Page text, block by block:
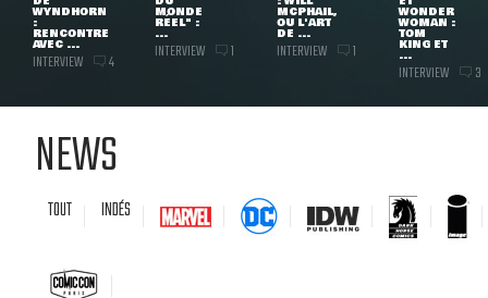
WYNDHORN
:
RENCONTRE
AVEC ...
INTERVIEW 4
MONDE
RÉEL" :
...
INTERVIEW 1
MCPHAIL,
OU L'ART
DE ...
INTERVIEW 1
WONDER
WOMAN :
TOM
KING ET
...
INTERVIEW 3
NEWS
TOUT INDÉS